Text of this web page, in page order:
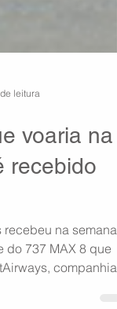
voaria na
na semana
do 737 MAX 8 que